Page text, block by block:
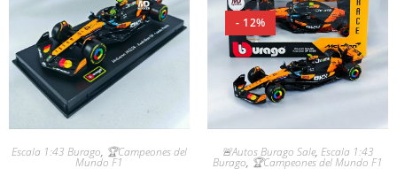
Escala 1:43 Burago, 🏆Campeones del
Mundo F1
- 12%
🚨Autos Burago Sale, Escala 1:43
Burago, 🏆Campeones del Mundo F1